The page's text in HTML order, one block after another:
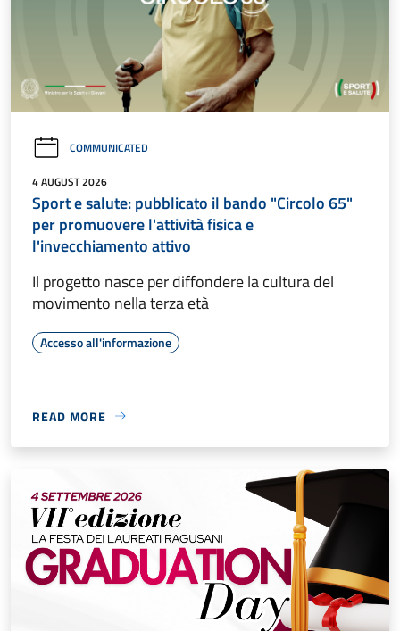
COMMUNICATED
4 AUGUST 2026
Sport e salute: pubblicato il bando "Circolo 65"
per promuovere l'attività fisica e
l'invecchiamento attivo
Il progetto nasce per diffondere la cultura del
movimento nella terza età
Accesso all'informazione
READ MORE